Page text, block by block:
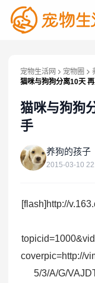
宠物生活网 宠物圈
猫咪与狗狗分离10天
猫咪与狗狗
手
养 养狗的孩子
2015-03-10
[flash]http://
coverpic=http://
5/3/A/G/